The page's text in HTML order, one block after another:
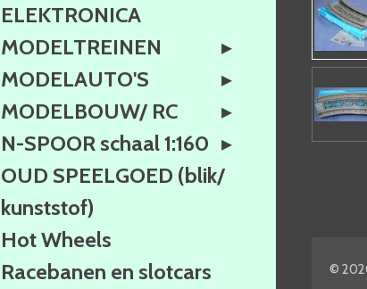
©
ELEKTRONICA
MODELTREINEN
MODELAUTO'S
MODELBOUW/ RC
N-SPOOR schaal 1:160
OUD SPEELGOED (blik/
kunststof)
Hot Wheels
Racebanen en slotcars